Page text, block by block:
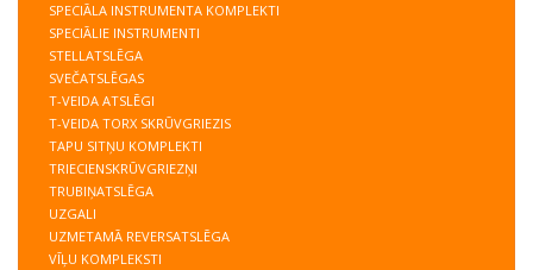
SPECIĀLA INSTRUMENTA KOMPLEKTI
SPECIĀLIE INSTRUMENTI
STELLATSLĒGA
SVEČATSLĒGAS
T-VEIDA ATSLĒGI
T-VEIDA TORX SKRŪVGRIEZIS
TAPU SITŅU KOMPLEKTI
TRIECIENSKRŪVGRIEZŅI
TRUBIŅATSLĒGA
UZGALI
UZMETAMĀ REVERSATSLĒGA
VĪĻU KOMPLEKSTI